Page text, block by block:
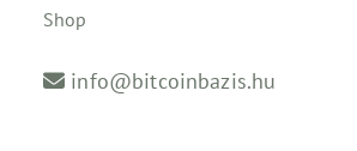
Shop
info@bitcoinbazis.hu